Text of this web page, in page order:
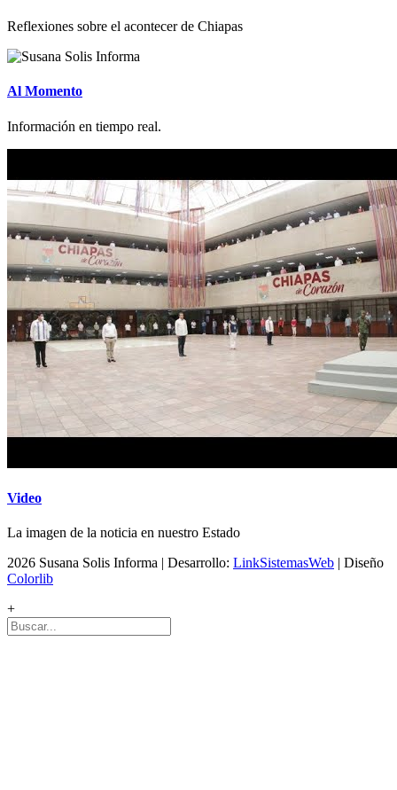
Reflexiones sobre el acontecer de Chiapas
Al Momento
Información en tiempo real.
Video
La imagen de la noticia en nuestro Estado
2026 Susana Solis Informa | Desarrollo: LinkSistemasWeb | Diseño
Colorlib
+